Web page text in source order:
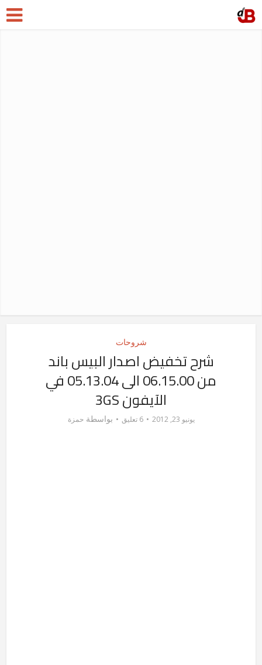
شروحات
شرح تخفيض اصدار البيس باند
من 06.15.00 الى 05.13.04 في
الآيفون 3GS
يونيو 23, 2012 6 تعليق بواسطةحمزة